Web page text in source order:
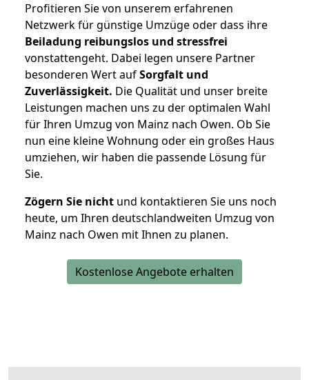
Profitieren Sie von unserem erfahrenen
Netzwerk für günstige Umzüge oder dass ihre
Beiladung reibungslos und stressfrei
vonstattengeht. Dabei legen unsere Partner
besonderen Wert aufSorgfalt und
Zuverlässigkeit. Die Qualität und unser breite
Leistungen machen uns zu der optimalen Wahl
für Ihren Umzug von Mainz nach Owen. Ob Sie
nun eine kleine Wohnung oder ein großes Haus
umziehen, wir haben die passende Lösung für
Sie.
Zögern Sie nicht und kontaktieren Sie uns noch
heute, um Ihren deutschlandweiten Umzug von
Mainz nach Owen mit Ihnen zu planen.
Kostenlose Angebote erhalten